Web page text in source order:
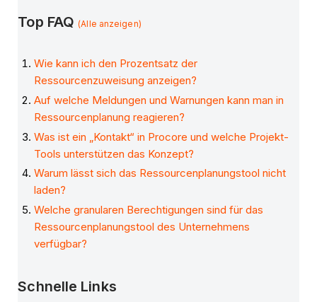
Top FAQ(Alle anzeigen)
Wie kann ich den Prozentsatz der
Ressourcenzuweisung anzeigen?
Auf welche Meldungen und Warnungen kann man in
Ressourcenplanung reagieren?
Was ist ein „Kontakt“ in Procore und welche Projekt-
Tools unterstützen das Konzept?
Warum lässt sich das Ressourcenplanungstool nicht
laden?
Welche granularen Berechtigungen sind für das
Ressourcenplanungstool des Unternehmens
verfügbar?
Schnelle Links